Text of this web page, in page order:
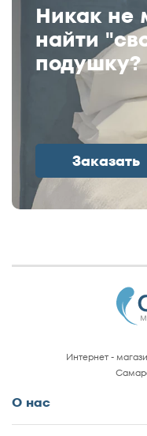
Никак не
найти
подушку?
Заказать
Интернет -
О нас